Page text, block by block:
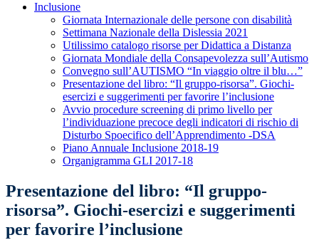
Inclusione
Giornata Internazionale delle persone con disabilità
Settimana Nazionale della Dislessia 2021
Utilissimo catalogo risorse per Didattica a Distanza
Giornata Mondiale della Consapevolezza sull’Autismo
Convegno sull’AUTISMO “In viaggio oltre il blu…”
Presentazione del libro: “Il gruppo-risorsa”. Giochi-
esercizi e suggerimenti per favorire l’inclusione
Avvio procedure screening di primo livello per
l’individuazione precoce degli indicatori di rischio di
Disturbo Spoecifico dell’Apprendimento -DSA
Piano Annuale Inclusione 2018-19
Organigramma GLI 2017-18
Presentazione del libro: “Il gruppo-
risorsa”. Giochi-esercizi e suggerimenti
per favorire l’inclusione